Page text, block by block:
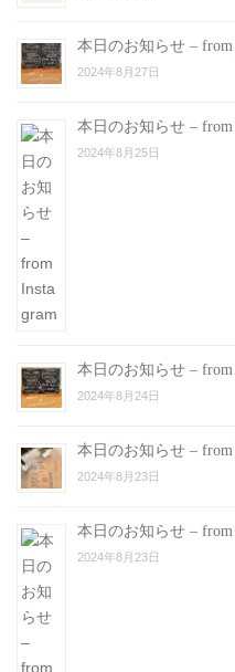
本日のお知らせ – from
2024年8月27日
本日のお知らせ – from
2024年8月25日
本日のお知らせ – from
2024年8月24日
本日のお知らせ – from
2024年8月23日
本日のお知らせ – from
2024年8月23日